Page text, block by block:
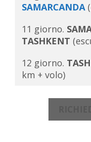
SAMARCANDA
11 giorno.
TASHKENT
12 giorno.
km + volo)